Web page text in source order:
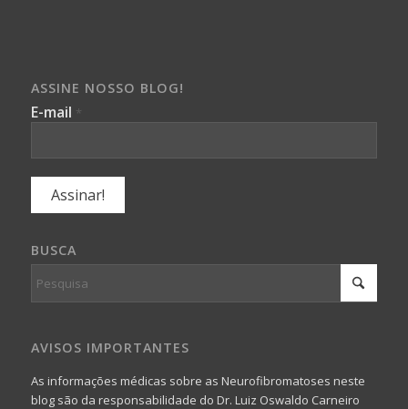
ASSINE NOSSO BLOG!
E-mail *
BUSCA
AVISOS IMPORTANTES
As informações médicas sobre as Neurofibromatoses neste
blog são da responsabilidade do Dr. Luiz Oswaldo Carneiro